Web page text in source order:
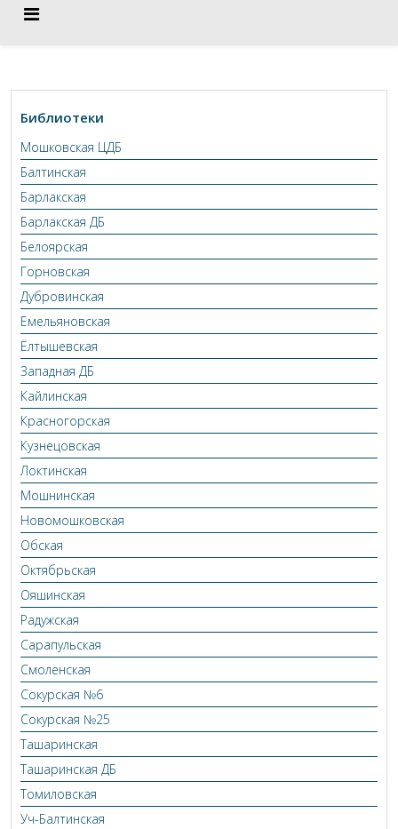
Библиотеки
Мошковская ЦДБ
Балтинская
Барлакская
Барлакская ДБ
Белоярская
Горновская
Дубровинская
Емельяновская
Ёлтышевская
Западная ДБ
Кайлинская
Красногорская
Кузнецовская
Локтинская
Мошнинская
Новомошковская
Обская
Октябрьская
Ояшинская
Радужская
Сарапульская
Cмоленская
Сокурская №6
Сокурская №25
Ташаринская
Ташаринская ДБ
Томиловская
Уч-Балтинская